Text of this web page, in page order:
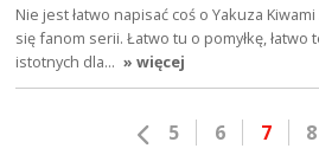
Nie jest łatwo napisać coś o Yakuza
się fanom serii. Łatwo tu o pomyłkę,
istotnych dla… » więcej
5 6 7 8